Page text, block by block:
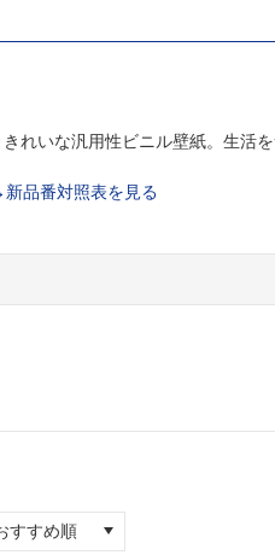
れいな汎用性ビニル壁紙。生活を
品番対照表を見る